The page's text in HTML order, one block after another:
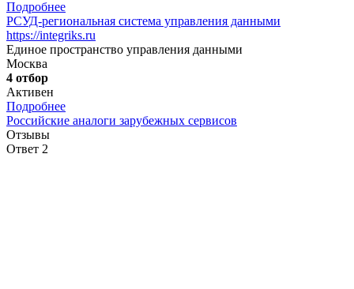
Подробнее
РСУД-региональная система управления данными
https://integriks.ru
Единое пространство управления данными
Москва
4 отбор
Активен
Подробнее
Российские аналоги зарубежных сервисов
Отзывы
Ответ 2